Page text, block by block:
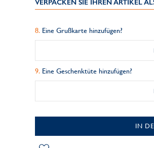
VERPACKEN SIE IHREN ARTIKEL
Eine Grußkarte hinzufügen?
Eine Geschenktüte hinzufügen?
IN